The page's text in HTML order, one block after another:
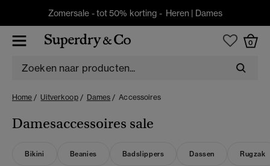
Zomersale - tot 50% korting - Heren | Dames
0
Home Uitverkoop Dames Accessoires
Damesaccessoires sale
Bikini Beanies Badslippers Dassen Rugzak